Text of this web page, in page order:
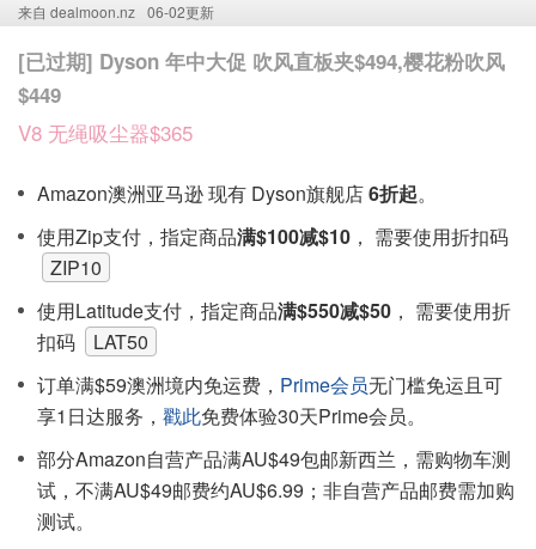
来自 dealmoon.nz 06-02更新
[已过期] Dyson 年中大促 吹风直板夹$494,樱花粉吹风
$449
V8 无绳吸尘器$365
Amazon澳洲亚马逊 现有 Dyson旗舰店6折起。
使用Zip支付，指定商品满$100减$10 ， 需要使用折扣码
ZIP10
使用Latitude支付，指定商品满$550减$50 ， 需要使用折
扣码
LAT50
订单满$59澳洲境内免运费， Prime会员无门槛免运且可
享1日达服务， 戳此免费体验30天Prime会员。
部分Amazon自营产品满AU$49包邮新西兰，需购物车测
试，不满AU$49邮费约AU$6.99；非自营产品邮费需加购
测试。